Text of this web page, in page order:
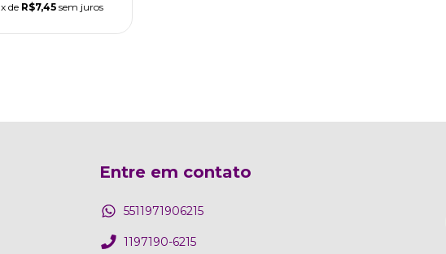
x de R$7,45 sem juros
Entre em contato
5511971906215
1197190-6215